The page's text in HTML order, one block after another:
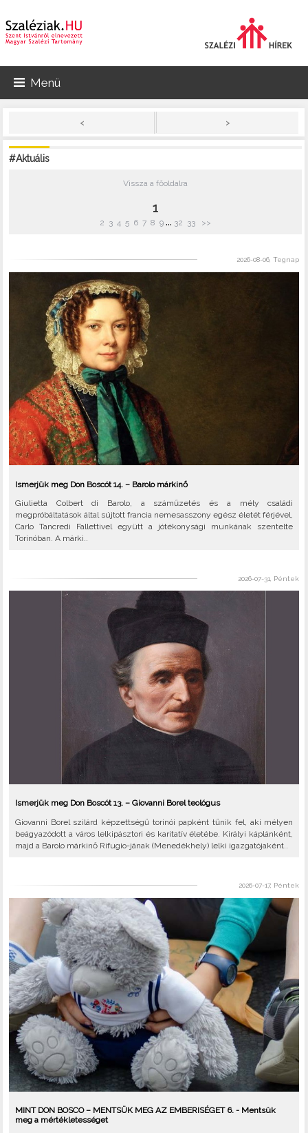
Menü
< >
#Aktuális
Vissza a főoldalra
1
2 3 4 5 6 7 8 9 ... 32 33 >>
2026-08-06, Tegnap
Ismerjük meg Don Boscót 14. – Barolo márkinő
Giulietta Colbert di Barolo, a száműzetés és a mély családi
megpróbáltatások által sújtott francia nemesasszony egész életét férjével,
Carlo Tancredi Fallettivel együtt a jótékonysági munkának szentelte
Torinóban. A márki..
2026-07-31, Péntek
Ismerjük meg Don Boscót 13. – Giovanni Borel teológus
Giovanni Borel szilárd képzettségű torinói papként tűnik fel, aki mélyen
beágyazódott a város lelkipásztori és karitatív életébe. Királyi káplánként,
majd a Barolo márkinő Rifugio-jának (Menedékhely) lelki igazgatójaként..
2026-07-17, Péntek
MINT DON BOSCO – MENTSÜK MEG AZ EMBERISÉGET 6. - Mentsük
meg a mértékletességet